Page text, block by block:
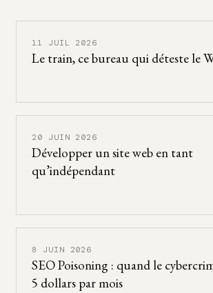
11 JUIL 2026
Le train, ce bureau qui déteste le
20 JUIN 2026
Développer un site web en tant
qu’indépendant
8 JUIN 2026
SEO Poisoning : quand le
5 dollars par mois